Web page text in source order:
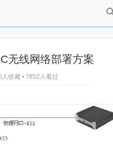
无线网络部署方案
收藏 • 7852人看过